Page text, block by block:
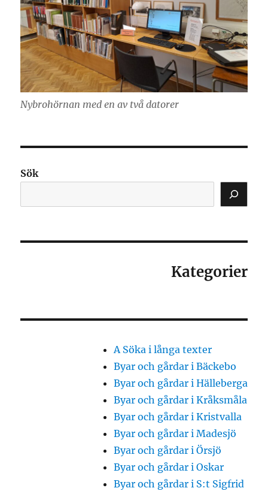
Nybrohörnan med en av två datorer
Sök
Kategorier
A Söka i långa texter
Byar och gårdar i Bäckebo
Byar och gårdar i Hälleberga
Byar och gårdar i Kråksmåla
Byar och gårdar i Kristvalla
Byar och gårdar i Madesjö
Byar och gårdar i Örsjö
Byar och gårdar i Oskar
Byar och gårdar i S:t Sigfrid